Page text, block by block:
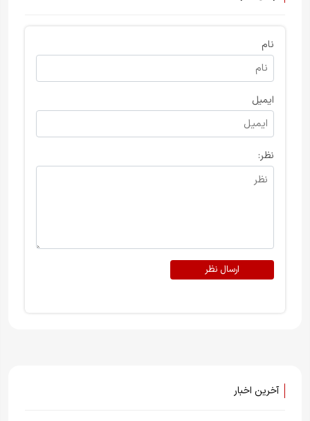
نام
ایمیل
نظر:
ارسال نظر
آخرین اخبار